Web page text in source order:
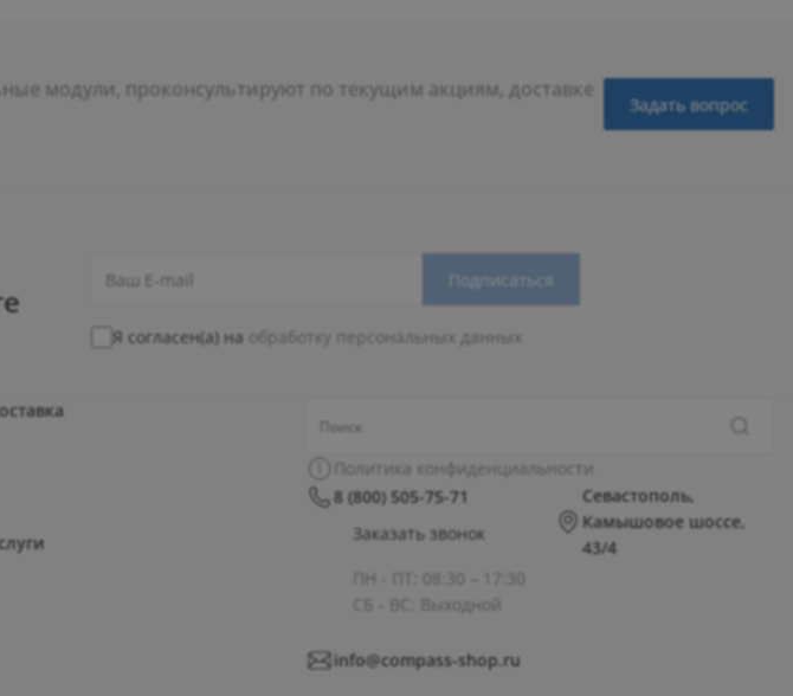
модули, проконсультируют по текущим акциям, доставке
Задать вопрос
Подписаться
Я согласен(а) на обработку персональных данных
Политика конфиденциальности
8 (800) 505-75-71
Заказать звонок
ПН - ПТ: 08:30 – 17:30
СБ - ВС: Выходной
Севастополь,
Камышовое шоссе,
43/4
info@compass-shop.ru